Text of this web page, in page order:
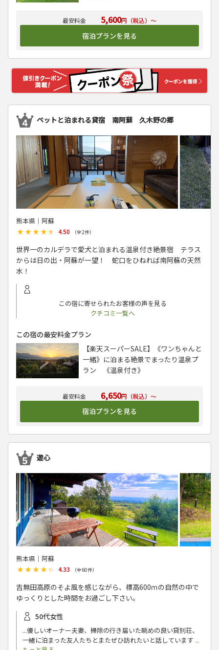
5,600円（税込）～
宿泊プランを見る
ペットと泊まれる貸宿 南阿蘇 久木野の郷
熊本県│阿蘇
★★★★★
★★★★★ 4.50 （全2件）
世界一のカルデラで愛犬と泊まれる温泉付き絶景宿 テラス
からは日の出・阿蘇が一望！ 蛇口をひねれば南阿蘇の天然
水！
この宿に寄せられたお客様の声を見る
クチコミ一覧へ
6,650円（税込）～
宿泊プランを見る
この宿の最安料金プラン
【楽天スーパーSALE】《ワンちゃんと
一緒》に泊まる絶景でまったり温泉プ
ラン 《温泉付き》
遊心
熊本県│阿蘇
★★★★★
★★★★★ 4.33 （全60件）
吉無田高原のそよ風を感じながら、標高600ｍの自然の中で
ゆっくりとした時間をお過ごし下さい。
50代女性
...優しいオーナー夫妻、掃除の行き届いた眺めの良い貸別荘、
一緒に泊まった友人たちとまたぜひ訪れたいと話しています ...